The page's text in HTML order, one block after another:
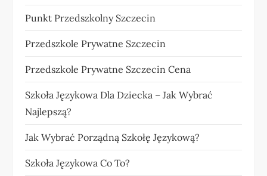
Punkt Przedszkolny Szczecin
Przedszkole Prywatne Szczecin
Przedszkole Prywatne Szczecin Cena
Szkoła Językowa Dla Dziecka – Jak Wybrać
Najlepszą?
Jak Wybrać Porządną Szkołę Językową?
Szkoła Językowa Co To?